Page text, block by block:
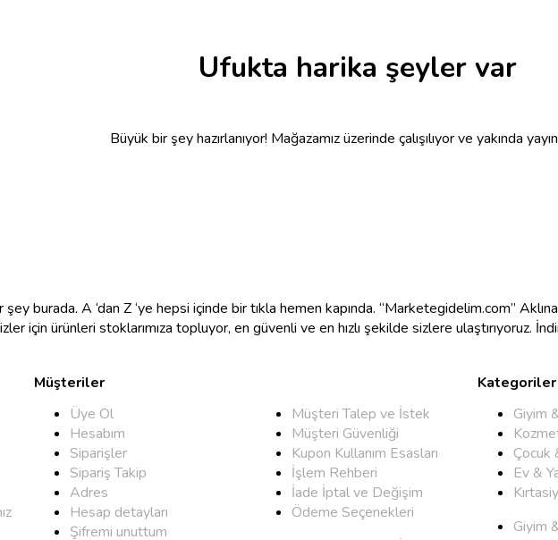
Ufukta harika şeyler var
Büyük bir şey hazırlanıyor! Mağazamız üzerinde çalışılıyor ve yakında
şey burada. A ‘dan Z ‘ye hepsi içinde bir tıkla hemen kapında. “Marketegidelim.com”
için ürünleri stoklarımıza topluyor, en güvenli ve en hızlı şekilde sizlere ulaştırıyoruz.
Müşteriler
Üye Ol
Hesabım
Siparişler
Sipariş Takip
Adres
Hesap detayları
Şifremi unuttum
Müşteri Talep ve İstek
Müşteri Güvenliği
Kupon Kullanım Esasları
İşlem Rehberi
İade İptal ve Değişim
Ödeme Seçenekleri
Kategoriler
Giyim
Çocuk
Ev &
Giyim